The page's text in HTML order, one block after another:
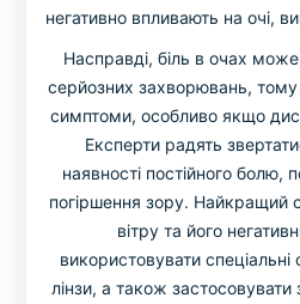
негативно впливають на очі,
Насправді, біль в очах
серйозних захворювань, тому
симптоми, особливо якщо
Експерти радять
наявності постійного болю,
погіршення зору. Найкращий
вітру та його
використовувати спеціальні
лінзи, а також